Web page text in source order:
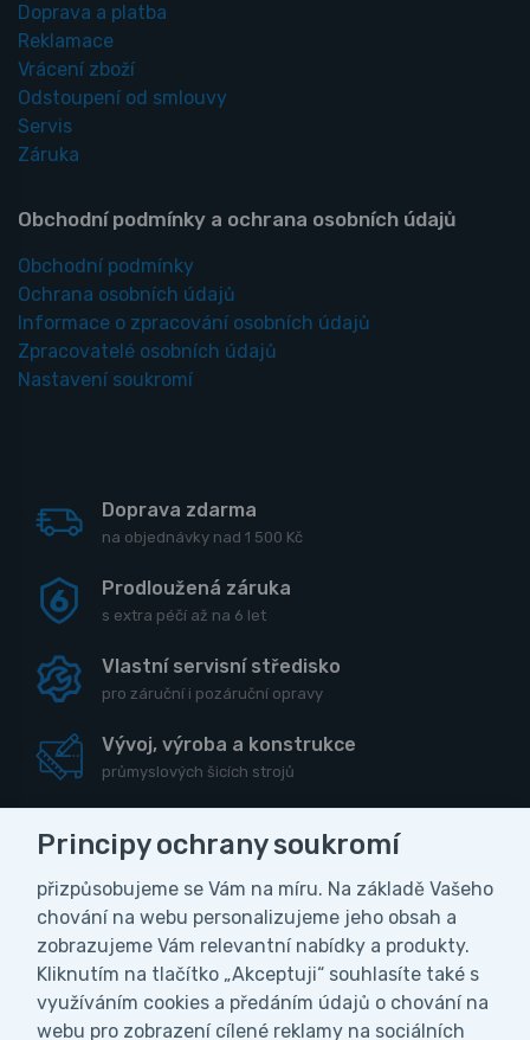
Vážení zákazníci, z důvodu čerpání
celozávodní dovolené bude naše firma ve
dnech od 27.7. do 9.8.2026 uzavřena. V
Doprava a platba
Reklamace
Vrácení zboží
Odstoupení od smlouvy
Servis
Záruka
Obchodní podmínky a ochrana osobních údajů
Obchodní podmínky
Ochrana osobních údajů
Informace o zpracování osobních údajů
Zpracovatelé osobních údajů
Nastavení soukromí
Doprava zdarma
na objednávky nad 1 500 Kč
Prodloužená záruka
s extra péčí až na 6 let
Vlastní servisní středisko
pro záruční i pozáruční opravy
Vývoj, výroba a konstrukce
průmyslových šicích strojů
CZK
Obchodní podmínky
Ochrana osobních údajů
Nastavení soukromí
Principy ochrany soukromí
přizpůsobujeme se Vám na míru. Na základě Vašeho
chování na webu personalizujeme jeho obsah a
zobrazujeme Vám relevantní nabídky a produkty.
Kliknutím na tlačítko „Akceptuji“ souhlasíte také s
využíváním cookies a předáním údajů o chování na
webu pro zobrazení cílené reklamy na sociálních